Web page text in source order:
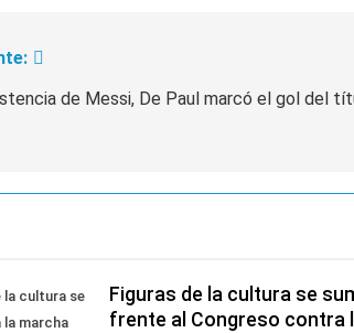
de Messi, De Paul marcó el gol del
la cultura se
la marcha
Figuras de la cultura se
frente al Congreso contra